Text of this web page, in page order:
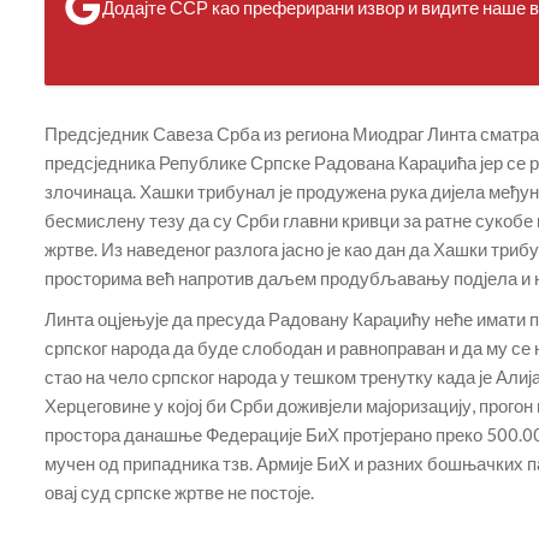
Додајте ССР као преферирани извор и видите наше
Предсједник Савеза Срба из региона Миодраг Линта
предсједника Републике Српске Радована Караџића јер
злочинаца. Хашки трибунал је продужена рука дијела
бесмислену тезу да су Срби главни кривци за ратне
жртве. Из наведеног разлога јасно је као дан да Хашки
просторима већ напротив даљем продубљавању подјела
Линта оцјењује да пресуда Радовану Караџићу неће
српског народа да буде слободан и равноправан и да му
стао на чело српског народа у тешком тренутку када је
Херцеговине у којој би Срби доживјели мајоризацију,
простора данашње Федерације БиХ протјерано преко
мучен од припадника тзв. Армије БиХ и разних бошњачких
овај суд српске жртве не постоје.